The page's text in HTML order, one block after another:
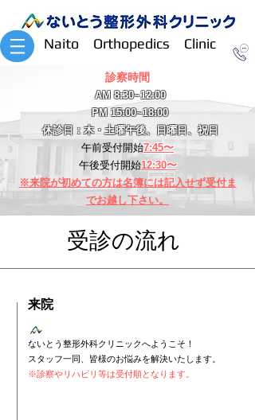
Naito Orthopedics Clinic
​受診の流れ
​来院
​ないとう整形外科クリニックへようこそ！
​スタッフ一同、皆様のお悩みを解決いたします。
※診察やリハビリ等は受付順となります。
​診察時間
AM 8:30~12:00
PM 15:00~18:00
休診日：木・土曜午後、日曜日、祝日
午前受付開始7:45〜
​午後受付開始12:30〜
※来院が初めての方は名簿には記入せず受付ま
でお越し下さい。